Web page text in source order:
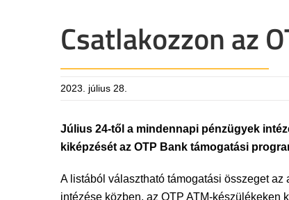
Csatlakozzon az
2023. július 28.
Július 24-től a mindennapi pénzügyek
kiképzését az OTP Bank támogatási
A listából választható támogatási összeget
intézése közben, az OTP ATM-készülékeken